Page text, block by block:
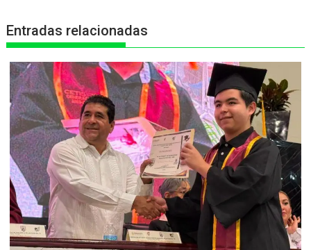
r
Entradas relacionadas